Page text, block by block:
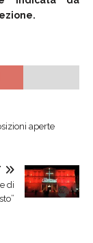
aperte
di